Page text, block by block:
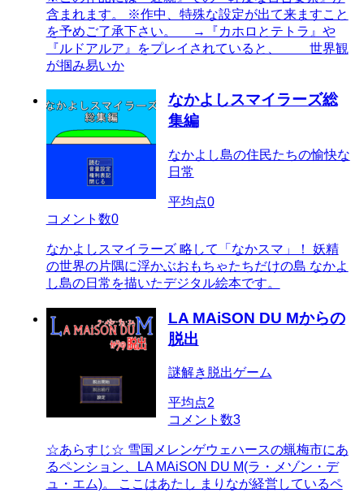
含まれます。 ※作中、特殊な設定が出て来ますこと
を予めご了承下さい。 →『カホロとテトラ』や
『ルドアルア』をプレイされていると、 世界観
が掴み易いか
なかよしスマイラーズ総
集編
なかよし島の住民たちの愉快な
日常
平均点0
コメント数0
なかよしスマイラーズ 略して「なかスマ」！ 妖精
の世界の片隅に浮かぶおもちゃたちだけの島 なかよ
し島の日常を描いたデジタル絵本です。
LA MAiSON DU Mからの
脱出
謎解き脱出ゲーム
平均点2
コメント数3
☆あらすじ☆ 雪国メレンゲウェハースの蝋梅市にあ
るペンション、LA MAiSON DU M(ラ・メゾン・デ
ュ・エム)。 ここはあたし まりなが経営しているペ